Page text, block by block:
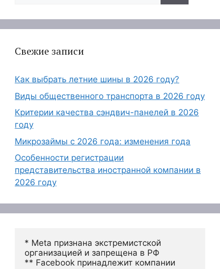
Свежие записи
Как выбрать летние шины в 2026 году?
Виды общественного транспорта в 2026 году
Критерии качества сэндвич-панелей в 2026
году
Микрозаймы с 2026 года: изменения года
Особенности регистрации
представительства иностранной компании в
2026 году
* Meta признана экстремистской
организацией и запрещена в РФ
** Facebook принадлежит компании